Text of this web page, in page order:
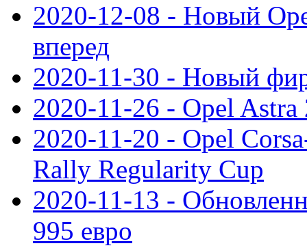
2020-12-08 - Новый
вперед
2020-11-30 - Новый
2020-11-26 - Opel Astra
2020-11-20 - Opel
Rally Regularity Cup
2020-11-13 -
995 евро